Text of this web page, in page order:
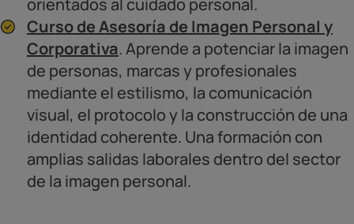
orientados al cuidado personal.
Curso de Asesoría de Imagen Personal y
Corporativa. Aprende a potenciar la imagen
de personas, marcas y profesionales
mediante el estilismo, la comunicación
visual, el protocolo y la construcción de una
identidad coherente. Una formación con
amplias salidas laborales dentro del sector
de la imagen personal.